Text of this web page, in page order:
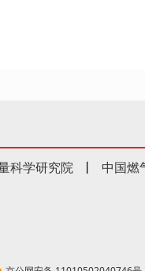
科学研究院 丨 中国燃